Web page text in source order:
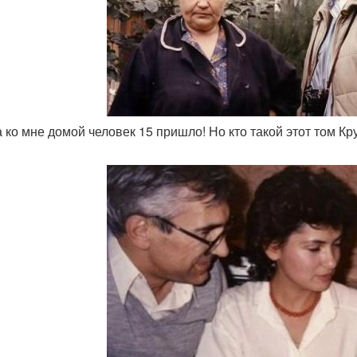
ко мне домой человек 15 пришло! Но кто такой этот том